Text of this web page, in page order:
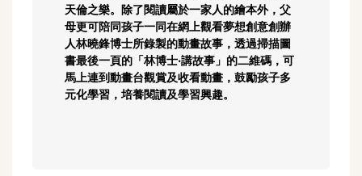
天倫之樂。除了閱讀屬於一家人的繪本外，父
母更可陪同孩子一同在網上觀看夢想創意創辦
人林曉鋒博士所錄製的動畫故事，透過掃描圖
書最後一頁的「林博士‧講故事」的二維碼，可
馬上連到動畫台觀賞及收看動畫，鼓勵孩子多
元化學習，培養閱讀及學習興趣。